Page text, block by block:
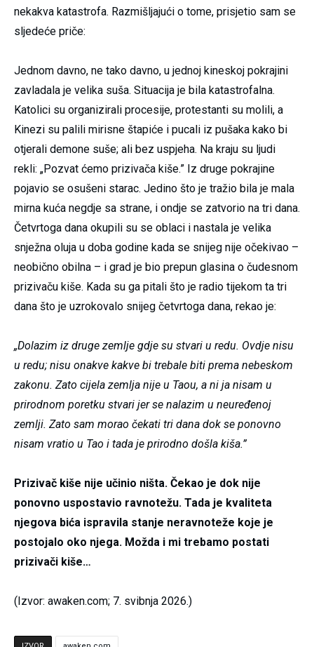
nekakva katastrofa. Razmišljajući o tome, prisjetio sam se
sljedeće priče:
Jednom davno, ne tako davno, u jednoj kineskoj pokrajini
zavladala je velika suša. Situacija je bila katastrofalna.
Katolici su organizirali procesije, protestanti su molili, a
Kinezi su palili mirisne štapiće i pucali iz pušaka kako bi
otjerali demone suše; ali bez uspjeha. Na kraju su ljudi
rekli: „Pozvat ćemo prizivača kiše.” Iz druge pokrajine
pojavio se osušeni starac. Jedino što je tražio bila je mala
mirna kuća negdje sa strane, i ondje se zatvorio na tri dana.
Četvrtoga dana okupili su se oblaci i nastala je velika
snježna oluja u doba godine kada se snijeg nije očekivao –
neobično obilna – i grad je bio prepun glasina o čudesnom
prizivaču kiše. Kada su ga pitali što je radio tijekom ta tri
dana što je uzrokovalo snijeg četvrtoga dana, rekao je:
„Dolazim iz druge zemlje gdje su stvari u redu. Ovdje nisu
u redu; nisu onakve kakve bi trebale biti prema nebeskom
zakonu. Zato cijela zemlja nije u Taou, a ni ja nisam u
prirodnom poretku stvari jer se nalazim u neuređenoj
zemlji. Zato sam morao čekati tri dana dok se ponovno
nisam vratio u Tao i tada je prirodno došla kiša.”
Prizivač kiše nije učinio ništa. Čekao je dok nije
ponovno uspostavio ravnotežu. Tada je kvaliteta
njegova bića ispravila stanje neravnoteže koje je
postojalo oko njega. Možda i mi trebamo postati
prizivači kiše…
(Izvor: awaken.com; 7. svibnja 2026.)